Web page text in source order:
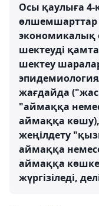
Осы қаулыға
өлшемшарттар
экономикалық
шектеуді
шектеу
жағдайда
"аймаққа
аймаққа
жеңілдету
аймаққа
аймаққа
жүргізіледі,